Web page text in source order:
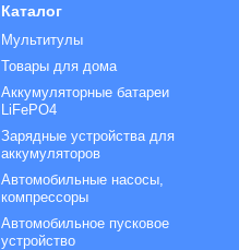
Каталог
Мультитулы
Товары для дома
Аккумуляторные батареи
LiFePO4
Зарядные устройства для
аккумуляторов
Автомобильные насосы,
компрессоры
Автомобильное пусковое
устройство